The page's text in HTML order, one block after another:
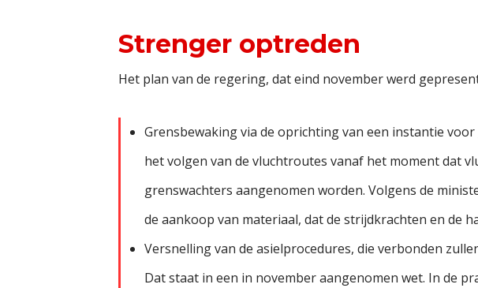
Strenger optreden
Het plan van de regering, dat eind november werd
Grensbewaking via de oprichting van een instantie
het volgen van de vluchtroutes vanaf het moment dat
grenswachters aangenomen worden. Volgens de
de aankoop van materiaal, dat de strijdkrachten en de
Versnelling van de asielprocedures, die verbonden
Dat staat in een in november aangenomen wet. In de